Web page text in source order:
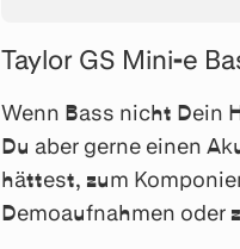
Taylor GS Mini-e
Wenn Bass nicht Dein
Du aber gerne einen
hättest, zum
Demoaufnahmen oder